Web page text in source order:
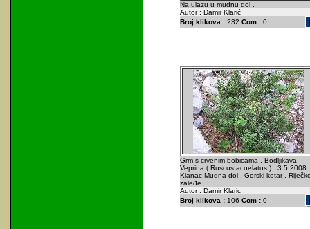
Na ulazu u mudnu dol .
Autor : Damir Klarić
Broj klikova :232 Com :0
Grm s crvenim bobicama . Bodljikava
Veprina ( Ruscus acuelatus ) . 3.5.2008.
Klanac Mudna dol . Gorski kotar .
zaleđe .
Autor : Damir Klaric
Broj klikova :106 Com :0